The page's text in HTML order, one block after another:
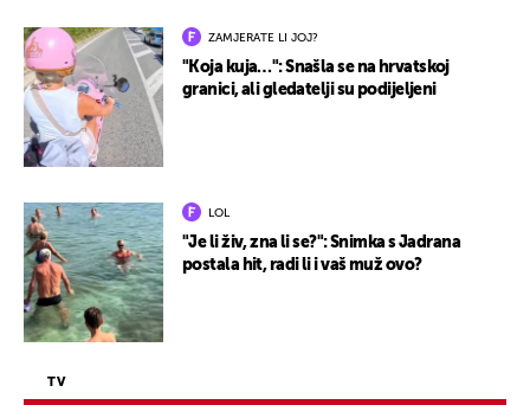
ZAMJERATE LI JOJ?
"Koja kuja…": Snašla se na hrvatskoj
granici, ali gledatelji su podijeljeni
LOL
"Je li živ, zna li se?": Snimka s Jadrana
postala hit, radi li i vaš muž ovo?
TV